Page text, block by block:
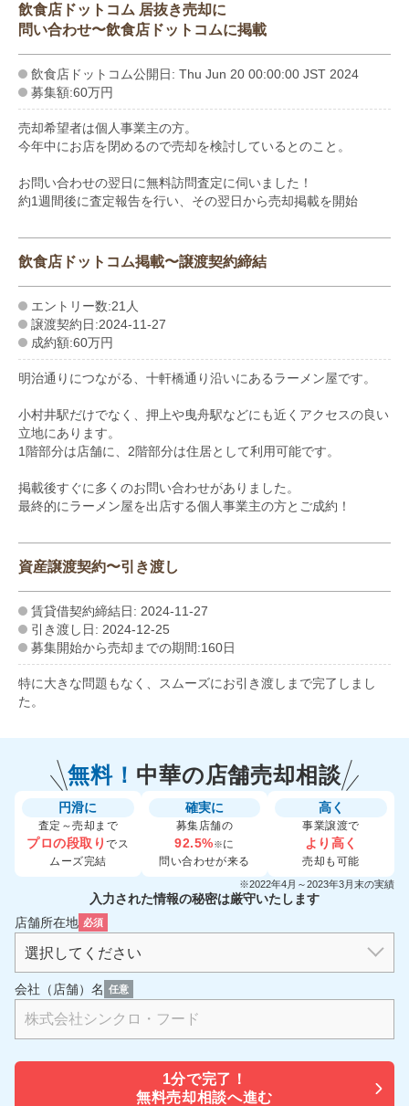
飲食店ドットコム 居抜き売却に
問い合わせ〜飲食店ドットコムに掲載
飲食店ドットコム公開日: Thu Jun 20 00:00:00 JST 2024
募集額:60万円
売却希望者は個人事業主の方。
今年中にお店を閉めるので売却を検討しているとのこと。
お問い合わせの翌日に無料訪問査定に伺いました！
約1週間後に査定報告を行い、その翌日から売却掲載を開始
飲食店ドットコム掲載〜譲渡契約締結
エントリー数:21人
譲渡契約日:2024-11-27
成約額:60万円
明治通りにつながる、十軒橋通り沿いにあるラーメン屋です。
小村井駅だけでなく、押上や曳舟駅などにも近くアクセスの良い
立地にあります。
1階部分は店舗に、2階部分は住居として利用可能です。
掲載後すぐに多くのお問い合わせがありました。
最終的にラーメン屋を出店する個人事業主の方とご成約！
資産譲渡契約〜引き渡し
賃貸借契約締結日: 2024-11-27
引き渡し日: 2024-12-25
募集開始から売却までの期間:160日
特に大きな問題もなく、スムーズにお引き渡しまで完了しまし
た。
無料！ 中華の店舗売却相談
円滑に
査定～売却まで
プロの段取りでス
ムーズ完結
確実に
募集店舗の
92.5%※に
問い合わせが来る
高く
事業譲渡で
より高く
売却も可能
※2022年4月～2023年3月末の実績
入力された情報の秘密は厳守いたします
店舗所在地 必須
会社（店舗）名 任意
1分で完了！
無料売却相談へ進む